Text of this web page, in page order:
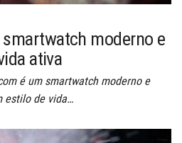
moderno e
ativa
é um smartwatch moderno e
estilo de vida…